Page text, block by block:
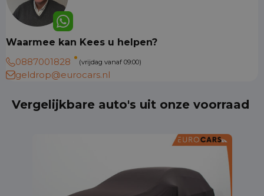
Waarmee kan Kees u helpen?
0887001828
(vrijdag vanaf 09:00)
geldrop@eurocars.nl
Vergelijkbare auto's uit onze voorraad